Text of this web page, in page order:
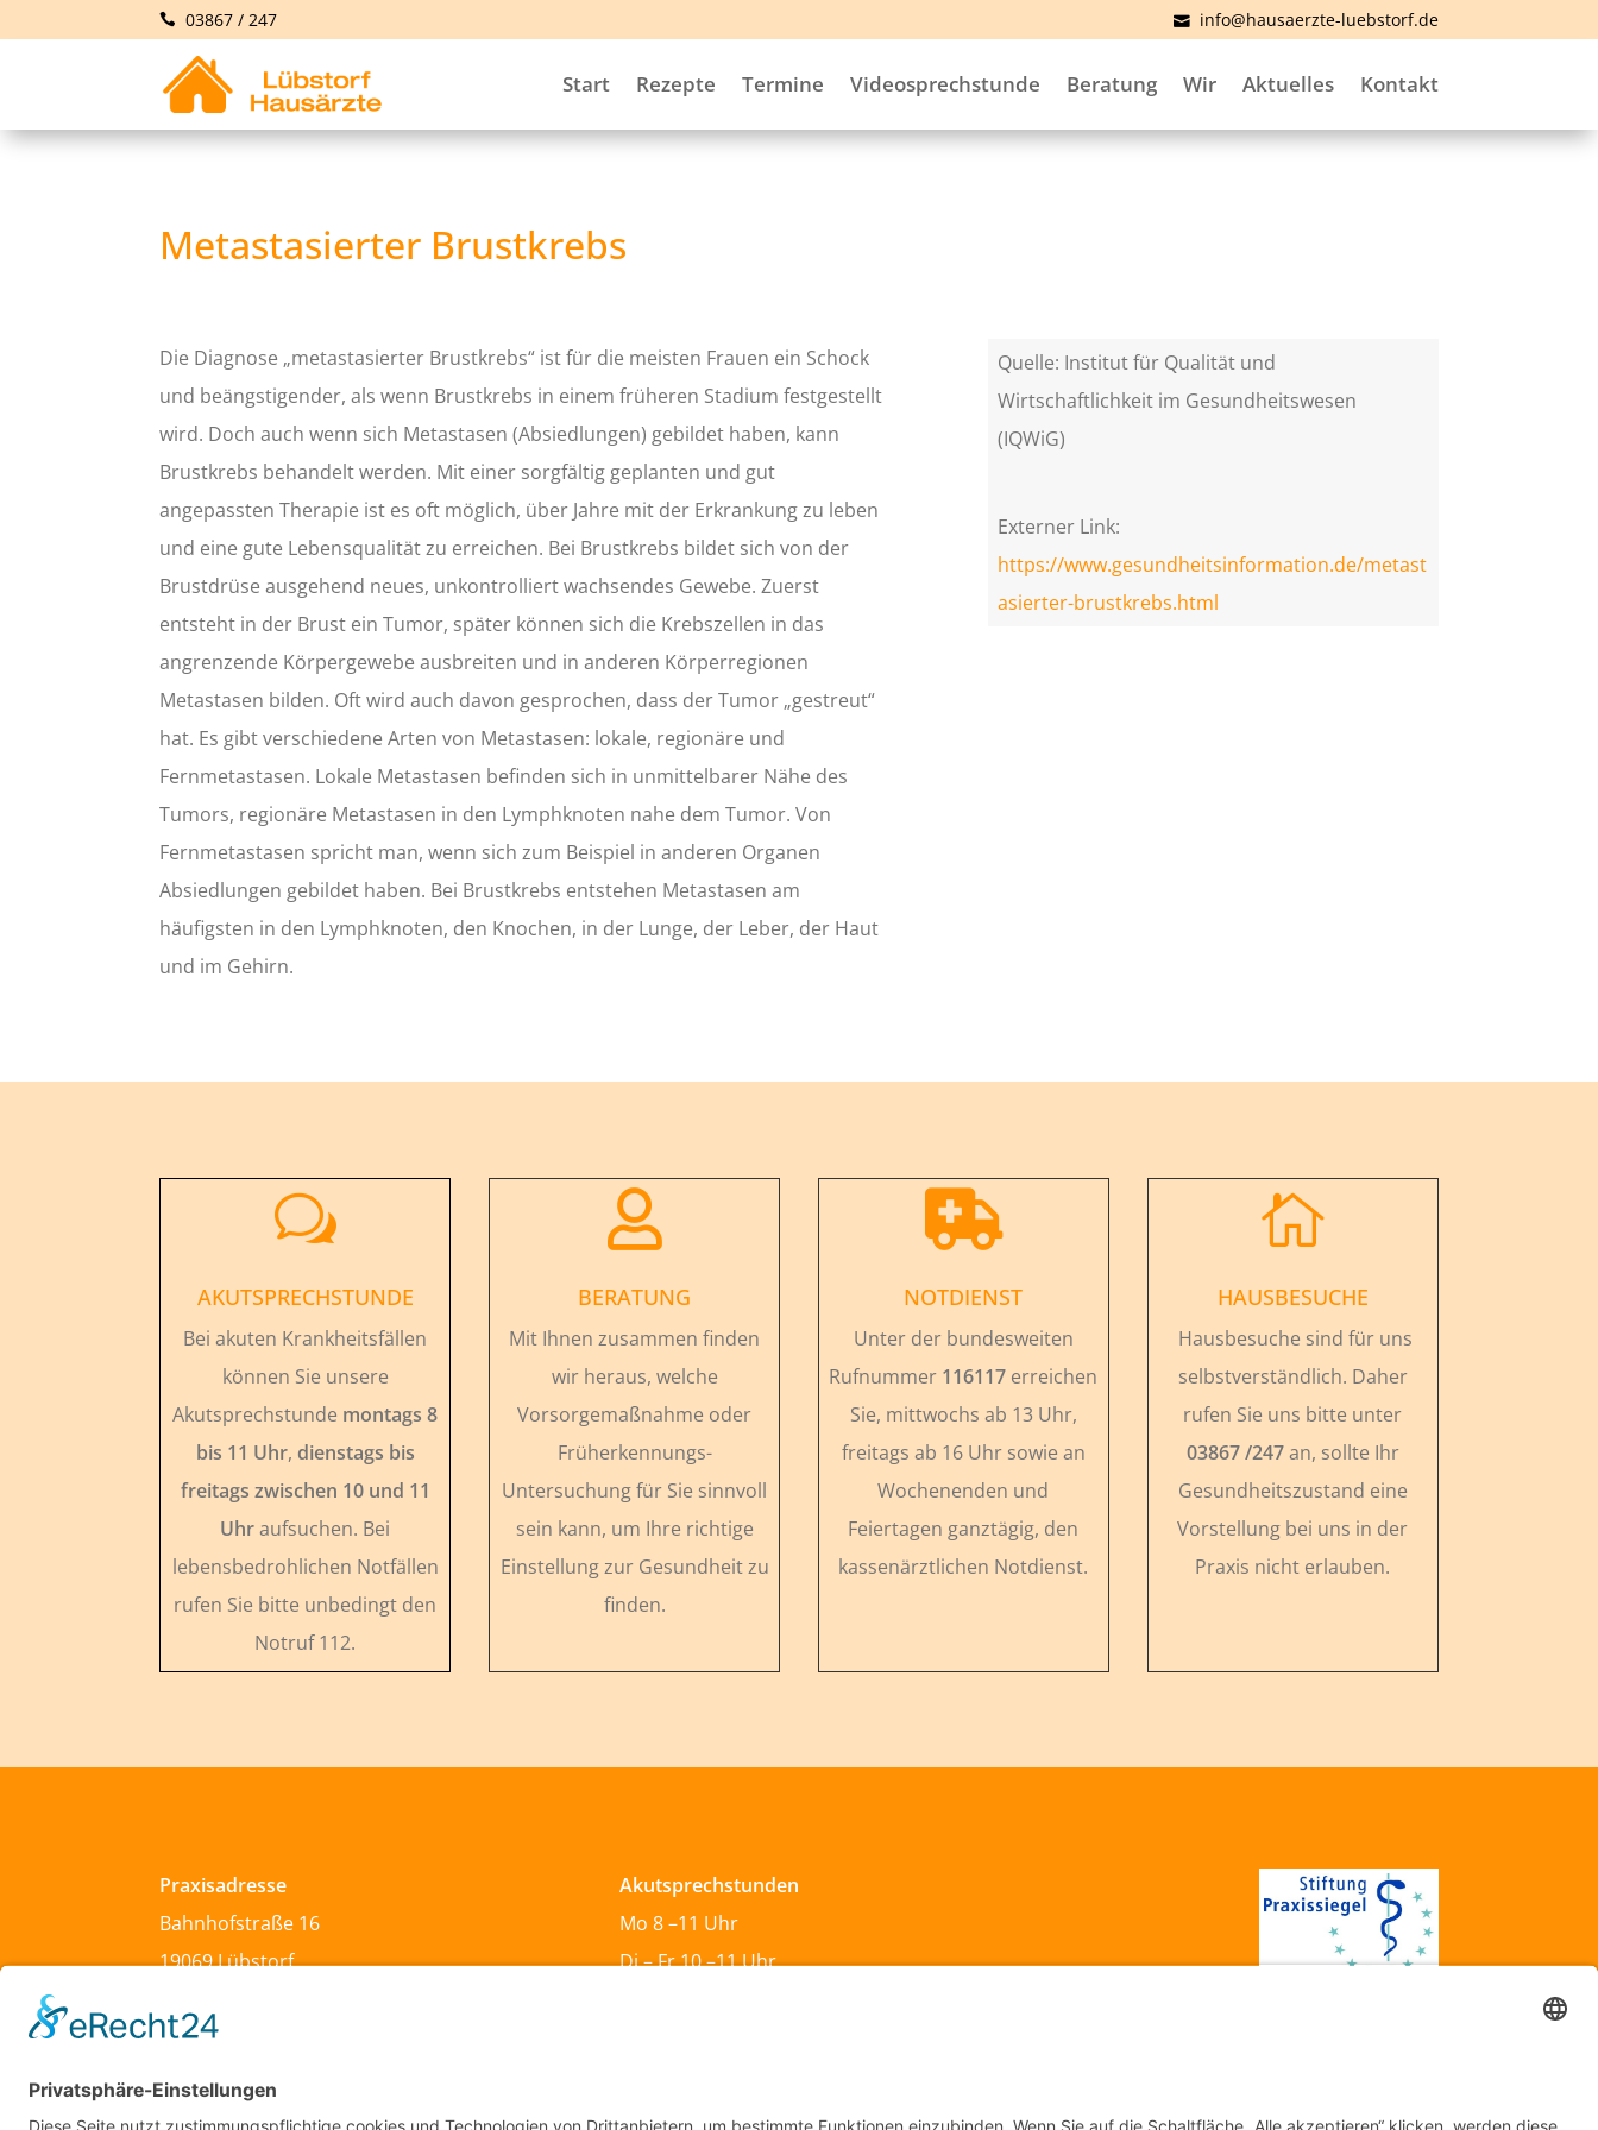
03867 / 247 info@hausaerzte-luebstorf.de
Start Rezepte Termine Videosprechstunde Beratung Wir Aktuelles Kontakt
Metastasierter Brustkrebs
Die Diagnose „metastasierter Brustkrebs“ ist für die meisten Frauen ein Schock
und beängstigender, als wenn Brustkrebs in einem früheren Stadium festgestellt
wird. Doch auch wenn sich Metastasen (Absiedlungen) gebildet haben, kann
Brustkrebs behandelt werden. Mit einer sorgfältig geplanten und gut
angepassten Therapie ist es oft möglich, über Jahre mit der Erkrankung zu leben
und eine gute Lebensqualität zu erreichen. Bei Brustkrebs bildet sich von der
Brustdrüse ausgehend neues, unkontrolliert wachsendes Gewebe. Zuerst
entsteht in der Brust ein Tumor, später können sich die Krebszellen in das
angrenzende Körpergewebe ausbreiten und in anderen Körperregionen
Metastasen bilden. Oft wird auch davon gesprochen, dass der Tumor „gestreut“
hat. Es gibt verschiedene Arten von Metastasen: lokale, regionäre und
Fernmetastasen. Lokale Metastasen befinden sich in unmittelbarer Nähe des
Tumors, regionäre Metastasen in den Lymphknoten nahe dem Tumor. Von
Fernmetastasen spricht man, wenn sich zum Beispiel in anderen Organen
Absiedlungen gebildet haben. Bei Brustkrebs entstehen Metastasen am
häufigsten in den Lymphknoten, den Knochen, in der Lunge, der Leber, der Haut
und im Gehirn.
Quelle: Institut für Qualität und
Wirtschaftlichkeit im Gesundheitswesen
(IQWiG)
Externer Link:
https://www.gesundheitsinformation.de/metast
asierter-brustkrebs.html
w
AKUTSPRECHSTUNDE
Bei akuten Krankheitsfällen
können Sie unsere
Akutsprechstunde montags 8
bis 11 Uhr, dienstags bis
freitags zwischen 10 und 11
Uhraufsuchen. Bei
lebensbedrohlichen Notfällen
rufen Sie bitte unbedingt den
Notruf 112.

BERATUNG
Mit Ihnen zusammen finden
wir heraus, welche
Vorsorgemaßnahme oder
Früherkennungs-
Untersuchung für Sie sinnvoll
sein kann, um Ihre richtige
Einstellung zur Gesundheit zu
finden.

NOTDIENST
Unter der bundesweiten
Rufnummer 116117 erreichen
Sie, mittwochs ab 13 Uhr,
freitags ab 16 Uhr sowie an
Wochenenden und
Feiertagen ganztägig, den
kassenärztlichen Notdienst.

HAUSBESUCHE
Hausbesuche sind für uns
selbstverständlich. Daher
rufen Sie uns bitte unter
03867 /247an, sollte Ihr
Gesundheitszustand eine
Vorstellung bei uns in der
Praxis nicht erlauben.
Praxisadresse
Bahnhofstraße 16
19069 Lübstorf
Fax: 03867 / 612480
Akutsprechstunden
Mo 8 –11 Uhr
Di – Fr 10 –11 Uhr